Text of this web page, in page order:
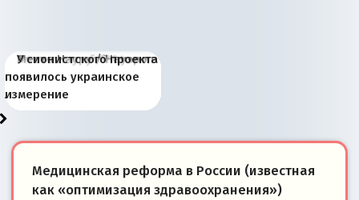
Киевская марионетка
Запада рассказала о
«переобувании» хозяев
В России назрели
перемены: 15 шагов к
суверенной экономике
Миграционный пожар
Европы
Россия начинает
сбрасывать балласт
Анкориджа
Россия зимой 1904
года: первые уступки во
внутренней политике
Русская нация вчера и
сегодня
Почему правый крах в
Варшаве не поможет её
отношениям с Россией?
Место Науру / Науэро в
современной истории
Южной Осетии
У сионистского проекта
появилось украинское
измерение
Медицинская реформа в России (известная
как «оптимизация здравоохранения»)